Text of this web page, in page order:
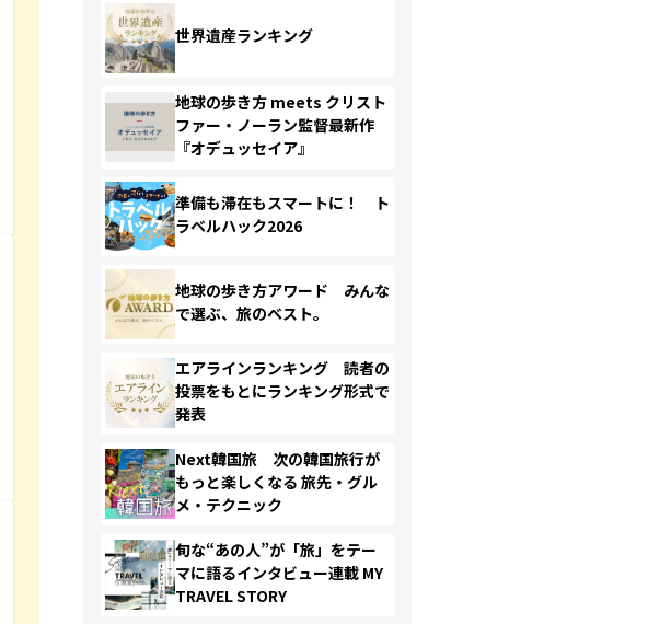
世界遺産ランキング
地球の歩き方 meets クリスト
ファー・ノーラン監督最新作
『オデュッセイア』
準備も滞在もスマートに！ ト
ラベルハック2026
地球の歩き方アワード みんな
で選ぶ、旅のベスト。
エアラインランキング 読者の
投票をもとにランキング形式で
発表
Next韓国旅 次の韓国旅行が
もっと楽しくなる 旅先・グル
メ・テクニック
旬な“あの人”が「旅」をテー
マに語るインタビュー連載 MY
TRAVEL STORY